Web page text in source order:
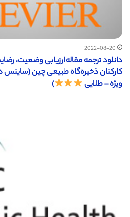
2022-08-20
دانلود ترجمه مقاله ارزیابی وضعیت،
ویژه – طلایی
)